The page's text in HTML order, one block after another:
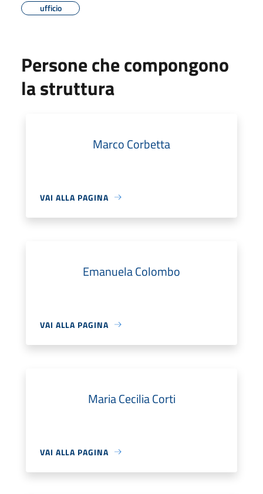
ufficio
Persone che compongono
la struttura
Marco Corbetta
VAI ALLA PAGINA
Emanuela Colombo
VAI ALLA PAGINA
Maria Cecilia Corti
VAI ALLA PAGINA